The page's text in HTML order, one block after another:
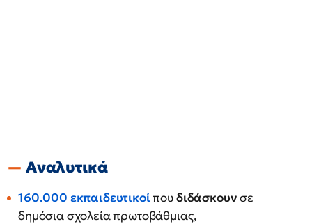
Αναλυτικά
160.000 εκπαιδευτικοίπουδιδάσκουνσε
δημόσια σχολεία πρωτοβάθμιας,